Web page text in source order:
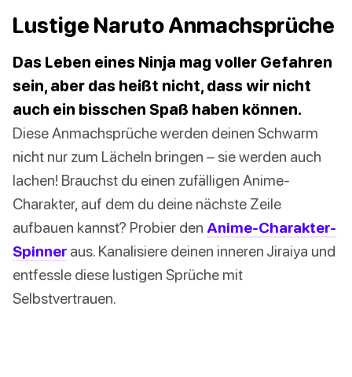
Lustige Naruto Anmachsprüche
Das Leben eines Ninja mag voller Gefahren
sein, aber das heißt nicht, dass wir nicht
auch ein bisschen Spaß haben können.
Diese Anmachsprüche werden deinen Schwarm
nicht nur zum Lächeln bringen – sie werden auch
lachen! Brauchst du einen zufälligen Anime-
Charakter, auf dem du deine nächste Zeile
aufbauen kannst? Probier den Anime-Charakter-
Spinner aus. Kanalisiere deinen inneren Jiraiya und
entfessle diese lustigen Sprüche mit
Selbstvertrauen.